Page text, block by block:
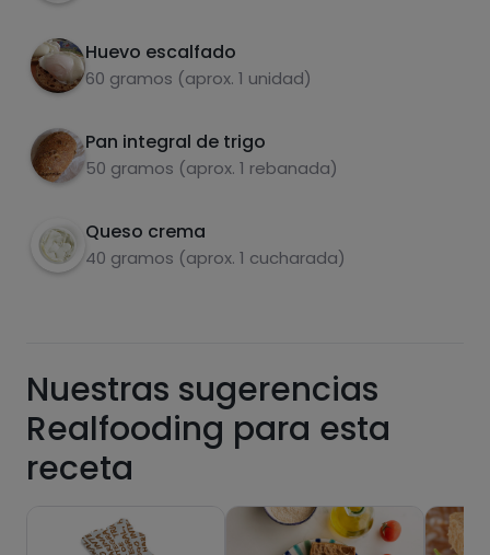
Huevo escalfado
60 gramos (aprox. 1 unidad)
Pan integral de trigo
50 gramos (aprox. 1 rebanada)
Queso crema
40 gramos (aprox. 1 cucharada)
Carbohidratos Proteínas
Azúcares
Grasas
Nuestras sugerencias
Realfooding para esta
receta